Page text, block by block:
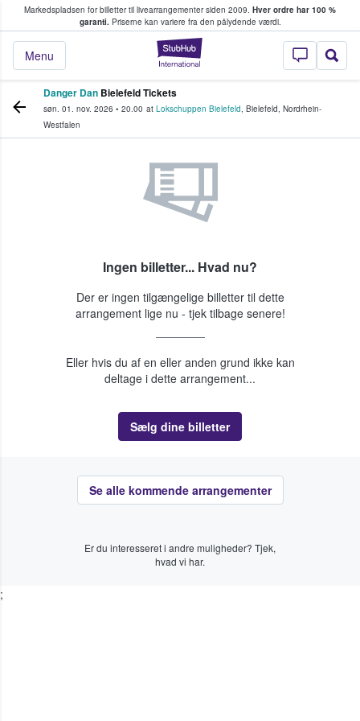
Markedspladsen for billetter til livearrangementer siden 2009. Hver ordre har 100 %
garanti.Priserne kan variere fra den pålydende værdi.
StubHub - Hvor
Menu
køber og sælger billetter
Danger Dan Bielefeld Tickets
søn. 01. nov. 2026 • 20.00 at Lokschuppen Bielefeld, Bielefeld, Nordrhein-
Westfalen
Ingen billetter... Hvad nu?
Der er ingen tilgængelige billetter til dette
arrangement lige nu - tjek tilbage senere!
Eller hvis du af en eller anden grund ikke kan
deltage i dette arrangement...
Sælg dine billetter
Se alle kommende arrangementer
Er du interesseret i andre muligheder? Tjek,
hvad vi har.
;